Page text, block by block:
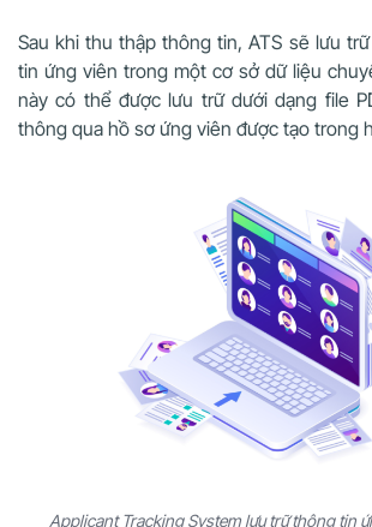
Sau khi thu thập thông tin, ATS sẽ lưu
tin ứng viên trong một cơ sở dữ liệu
này có thể được lưu trữ dưới dạng file
thông qua hồ sơ ứng viên được tạo trong
Applicant Tracking System lưu trữ thông tin